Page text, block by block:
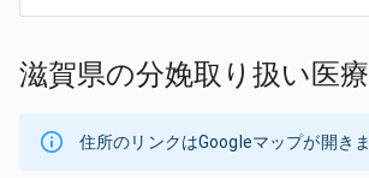
滋賀県の分娩取り扱い医
住所のリンクはGoogleマップが開きま